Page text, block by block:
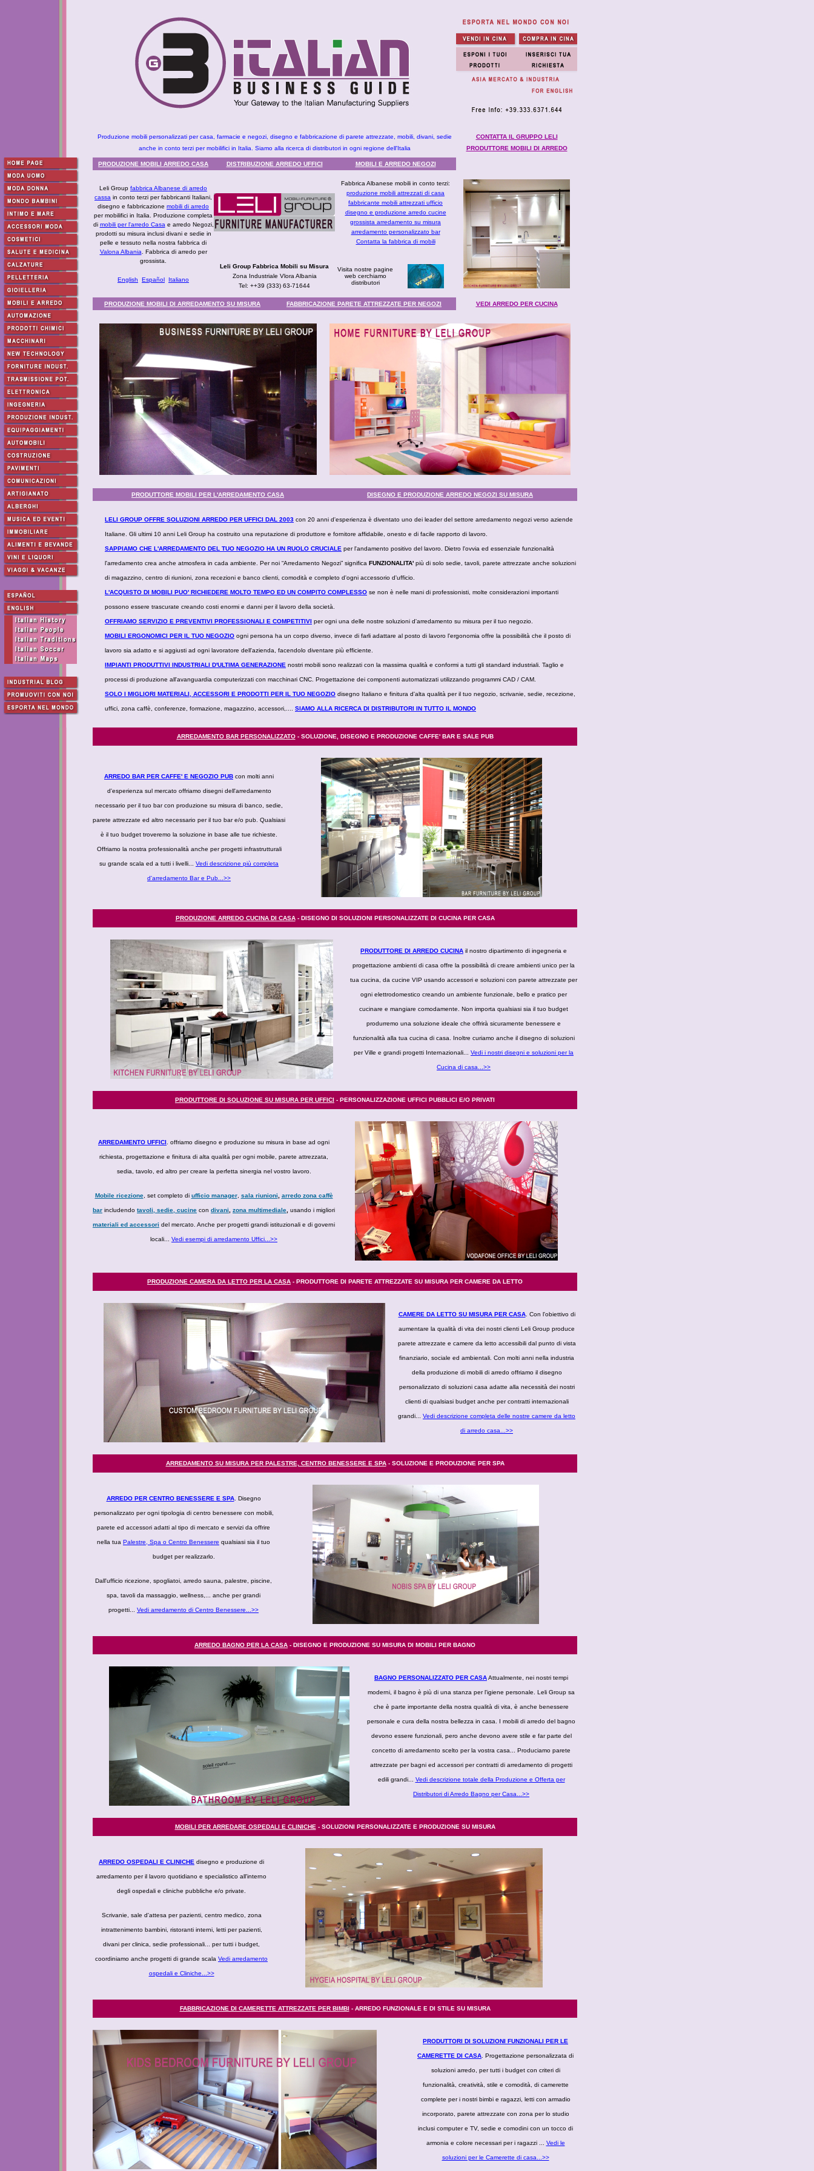
Produzione mobili personalizzati per casa, farmacie e negozi, disegno e fabbricazione di parete attrezzate, mobili, divani, sedie
anche in conto terzi per mobilifici in Italia. Siamo alla ricerca di distributori in ogni regione dell'Italia
CONTATTA IL GRUPPO LELI
PRODUTTORE MOBILI DI ARREDO
PRODUZIONE MOBILI ARREDO CASA DISTRIBUZIONE ARREDO UFFICI MOBILI E ARREDO NEGOZI
Leli Group fabbrica Albanese di arredo
cassa in conto terzi per fabbricanti Italiani,
disegno e fabbricazione mobili di arredo
per mobilifici in Italia. Produzione completa
di mobili per l'arredo Casa e arredo Negozi,
prodotti su misura inclusi divani e sedie in
pelle e tessuto nella nostra fabbrica di
Valona Albania . Fabbrica di arredo per
grossista.
English Español Italiano
Fabbrica Albanese mobili in conto terzi:
produzione mobili attrezzati di casa
fabbricante mobili attrezzati ufficio
disegno e produzione arredo cucine
grossista arredamento su misura
arredamento personalizzato bar
Contatta la fabbrica di mobili
Leli Group Fabbrica Mobili su Misura
Zona Industriale Vlora Albania
Tel: ++39 (333) 63-71644
Visita nostre pagine
web cerchiamo
distributori
PRODUZIONE MOBILI DI ARREDAMENTO SU MISURA FABBRICAZIONE PARETE ATTREZZATE PER NEGOZI VEDI ARREDO PER CUCINA
PRODUTTORE MOBILI PER L'ARREDAMENTO CASA DISEGNO E PRODUZIONE ARREDO NEGOZI SU MISURA
LELI GROUP OFFRE SOLUZIONI ARREDO PER UFFICI DAL 2003 con 20 anni d'esperienza è diventato uno dei leader del settore arredamento negozi verso aziende
Italiane. Gli ultimi 10 anni Leli Group ha costruito una reputazione di produttore e fornitore affidabile, onesto e di facile rapporto di lavoro.
SAPPIAMO CHE L'ARREDAMENTO DEL TUO NEGOZIO HA UN RUOLO CRUCIALE per l'andamento positivo del lavoro. Dietro l'ovvia ed essenziale funzionalità
l'arredamento crea anche atmosfera in cada ambiente. Per noi “Arredamento Negozi” significa FUNZIONALITA' più di solo sedie, tavoli, parete attrezzate anche soluzioni
di magazzino, centro di riunioni, zona recezioni e banco clienti, comodità e completo d'ogni accessorio d'ufficio.
L'ACQUISTO DI MOBILI PUO' RICHIEDERE MOLTO TEMPO ED UN COMPITO COMPLESSO se non è nelle mani di professionisti, molte considerazioni importanti
possono essere trascurate creando costi enormi e danni per il lavoro della società.
OFFRIAMO SERVIZIO E PREVENTIVI PROFESSIONALI E COMPETITIVI per ogni una delle nostre soluzioni d'arredamento su misura per il tuo negozio.
MOBILI ERGONOMICI PER IL TUO NEGOZIO ogni persona ha un corpo diverso, invece di farli adattare al posto di lavoro l'ergonomia offre la possibilità che il posto di
lavoro sia adatto e si aggiusti ad ogni lavoratore dell'azienda, facendolo diventare più efficiente.
IMPIANTI PRODUTTIVI INDUSTRIALI D'ULTIMA GENERAZIONE nostri mobili sono realizzati con la massima qualità e conformi a tutti gli standard industriali. Taglio e
processi di produzione all'avanguardia computerizzati con macchinari CNC. Progettazione dei componenti automatizzati utilizzando programmi CAD / CAM.
SOLO I MIGLIORI MATERIALI, ACCESSORI E PRODOTTI PER IL TUO NEGOZIO disegno Italiano e finitura d'alta qualità per il tuo negozio, scrivanie, sedie, recezione,
uffici, zona caffè, conferenze, formazione, magazzino, accessori,.... SIAMO ALLA RICERCA DI DISTRIBUTORI IN TUTTO IL MONDO
ARREDAMENTO BAR PERSONALIZZATO- SOLUZIONE, DISEGNO E PRODUZIONE CAFFE' BAR E SALE PUB
ARREDO BAR PER CAFFE' E NEGOZIO PUB con molti anni
d'esperienza sul mercato offriamo disegni dell'arredamento
necessario per il tuo bar con produzione su misura di banco, sedie,
parete attrezzate ed altro necessario per il tuo bar e/o pub. Qualsiasi
è il tuo budget troveremo la soluzione in base alle tue richieste.
Offriamo la nostra professionalità anche per progetti infrastrutturali
su grande scala ed a tutti i livelli... Vedi descrizione più completa
d'arredamento Bar e Pub...>>
PRODUZIONE ARREDO CUCINA DI CASA- DISEGNO DI SOLUZIONI PERSONALIZZATE DI CUCINA PER CASA
PRODUTTORE DI ARREDO CUCINA il nostro dipartimento di ingegneria e
progettazione ambienti di casa offre la possibilità di creare ambienti unico per la
tua cucina, da cucine VIP usando accessori e soluzioni con parete attrezzate per
ogni elettrodomestico creando un ambiente funzionale, bello e pratico per
cucinare e mangiare comodamente. Non importa qualsiasi sia il tuo budget
produrremo una soluzione ideale che offrirà sicuramente benessere e
funzionalità alla tua cucina di casa. Inoltre curiamo anche il disegno di soluzioni
per Ville e grandi progetti Internazionali... Vedi i nostri disegni e soluzioni per la
Cucina di casa...>>
PRODUTTORE DI SOLUZIONE SU MISURA PER UFFICI - PERSONALIZZAZIONE UFFICI PUBBLICI E/O PRIVATI
ARREDAMENTO UFFICI . offriamo disegno e produzione su misura in base ad ogni
richiesta, progettazione e finitura di alta qualità per ogni mobile, parete attrezzata,
sedia, tavolo, ed altro per creare la perfetta sinergia nel vostro lavoro.
Mobile ricezione, set completo di ufficio manager, sala riunioni arredo zona caffè
bar includendo tavoli, sedie, cucine con divani zona multimediale usando i migliori
materiali ed accessori del mercato. Anche per progetti grandi istituzionali e di governi
locali... Vedi esempi di arredamento Uffici...>>
PRODUZIONE CAMERA DA LETTO PER LA CASA - PRODUTTORE DI PARETE ATTREZZATE SU MISURA PER CAMERE DA LETTO
CAMERE DA LETTO SU MISURA PER CASA. Con l'obiettivo di
aumentare la qualità di vita dei nostri clienti Leli Group produce
parete attrezzate e camere da letto accessibili dal punto di vista
finanziario, sociale ed ambientali. Con molti anni nella industria
della produzione di mobili di arredo offriamo il disegno
personalizzato di soluzioni casa adatte alla necessità dei nostri
clienti di qualsiasi budget anche per contratti internazionali
grandi... Vedi descrizione completa delle nostre camere da letto
di arredo casa...>>
ARREDAMENTO SU MISURA PER PALESTRE, CENTRO BENESSERE E SPA- SOLUZIONE E PRODUZIONE PER SPA
ARREDO PER CENTRO BENESSERE E SPA. Disegno
personalizzato per ogni tipologia di centro benessere con mobili,
parete ed accessori adatti al tipo di mercato e servizi da offrire
nella tua Palestre, Spa o Centro Benessere qualsiasi sia il tuo
budget per realizzarlo.
Dall'ufficio ricezione, spogliatoi, arredo sauna, palestre, piscine,
spa, tavoli da massaggio, wellness,... anche per grandi
progetti... Vedi arredamento di Centro Benessere...>>
ARREDO BAGNO PER LA CASA - DISEGNO E PRODUZIONE SU MISURA DI MOBILI PER BAGNO
BAGNO PERSONALIZZATO PER CASAAttualmente, nei nostri tempi
moderni, il bagno è più di una stanza per l'igiene personale. Leli Group sa
che è parte importante della nostra qualità di vita, è anche benessere
personale e cura della nostra bellezza in casa. I mobili di arredo del bagno
devono essere funzionali, pero anche devono avere stile e far parte del
concetto di arredamento scelto per la vostra casa... Produciamo parete
attrezzate per bagni ed accessori per contratti di arredamento di progetti
edili grandi... Vedi descrizione totale della Produzione e Offerta per
Distributori di Arredo Bagno per Casa...>>
MOBILI PER ARREDARE OSPEDALI E CLINICHE - SOLUZIONI PERSONALIZZATE E PRODUZIONE SU MISURA
ARREDO OSPEDALI E CLINICHE disegno e produzione di
arredamento per il lavoro quotidiano e specialistico all'interno
degli ospedali e cliniche pubbliche e/o private.
Scrivanie, sale d'attesa per pazienti, centro medico, zona
intrattenimento bambini, ristoranti interni, letti per pazienti,
divani per clinica, sedie professionali... per tutti i budget,
coordiniamo anche progetti di grande scala Vedi arredamento
ospedali e Cliniche...>>
FABBRICAZIONE DI CAMERETTE ATTREZZATE PER BIMBI- ARREDO FUNZIONALE E DI STILE SU MISURA
PRODUTTORI DI SOLUZIONI FUNZIONALI PER LE
CAMERETTE DI CASA . Progettazione personalizzata di
soluzioni arredo, per tutti i budget con criteri di
funzionalità, creatività, stile e comodità, di camerette
complete per i nostri bimbi e ragazzi, letti con armadio
incorporato, parete attrezzate con zona per lo studio
inclusi computer e TV, sedie e comodini con un tocco di
armonia e colore necessari per i ragazzi ... Vedi le
soluzioni per le Camerette di casa...>>